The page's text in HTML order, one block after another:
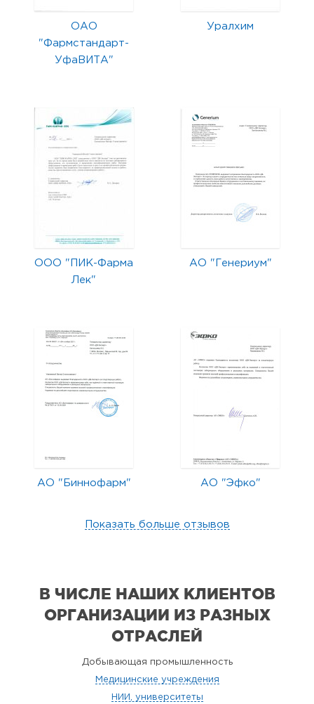
ОАО
"Фармстандарт-
УфаВИТА"
Уралхим
ООО "ПИК-Фарма
Лек"
АО "Генериум"
АО "Биннофарм" АО "Эфко"
Показать больше отзывов
В ЧИСЛЕ НАШИХ КЛИЕНТОВ
ОРГАНИЗАЦИИ ИЗ РАЗНЫХ
ОТРАСЛЕЙ
Добывающая промышленность
Медицинские учреждения
НИИ, университеты